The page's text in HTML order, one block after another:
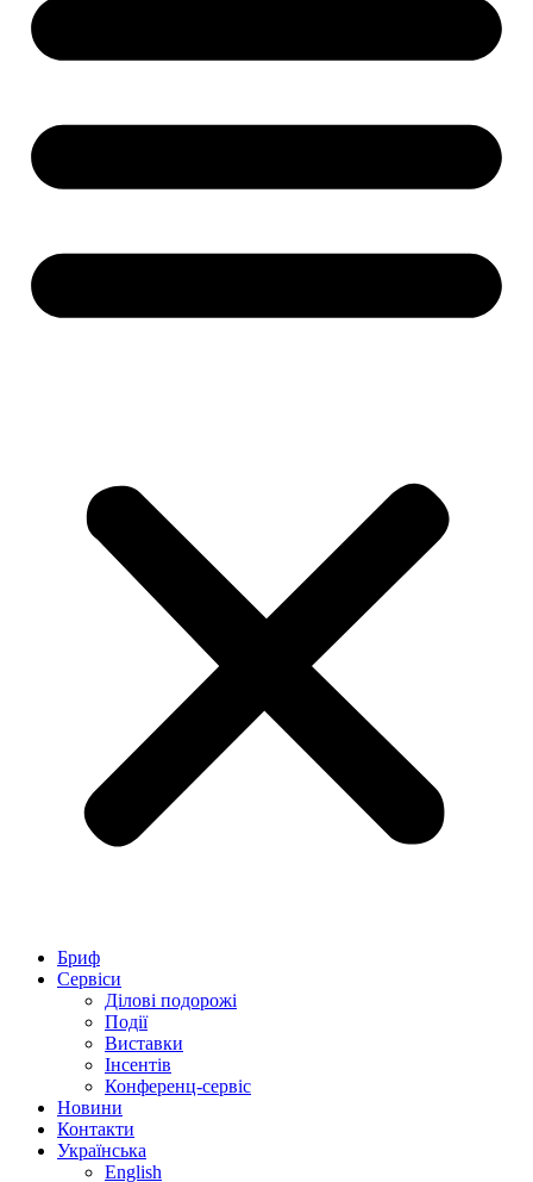
Бриф
Сервіси
Ділові подорожі
Події
Виставки
Інсентів
Конференц-сервіс
Новини
Контакти
Українська
English